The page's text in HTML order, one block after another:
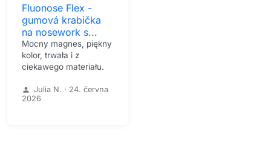
Fluonose Flex -
gumová krabička
na nosework s...
Mocny magnes, piękny
kolor, trwała i z
ciekawego materiału.
person Julia N. · 24. června
2026